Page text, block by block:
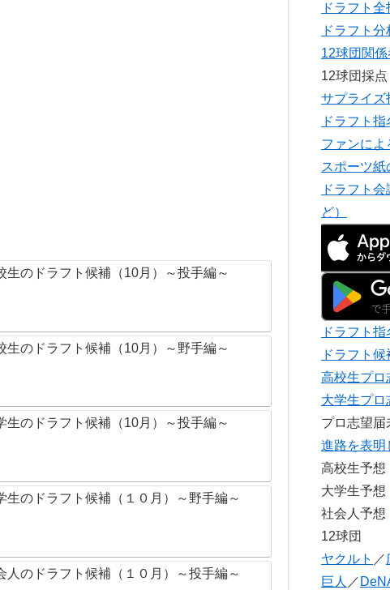
生のドラフト候補（10月）～投手編～
生のドラフト候補（10月）～野手編～
生のドラフト候補（10月）～投手編～
生のドラフト候補（１０月）～野手編～
人のドラフト候補（１０月）～投手編～
ドラフト
ドラフト分
12球団関
12球団採
サプライズ
ドラフト
ファンによ
スポーツ
ドラフト
ど）
ドラフト指
ドラフト候
高校生プロ
大学生プロ
プロ志望
進路を表明
高校生予
大学生予
社会人予
12球団
ヤクルト ／
巨人 ／